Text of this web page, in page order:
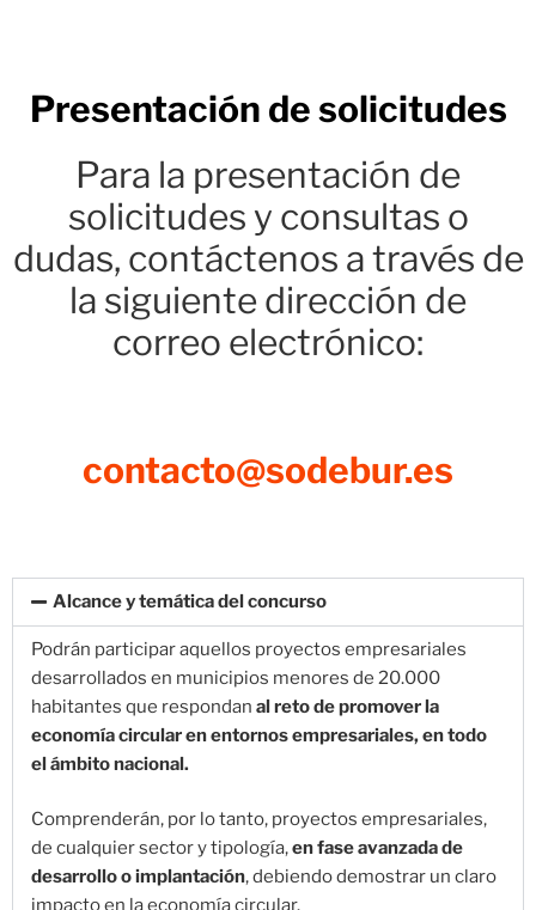
Presentación de solicitudes
Para la presentación de
solicitudes y consultas o
dudas, contáctenos a través de
la siguiente dirección de
correo electrónico:
contacto@sodebur.es
Alcance y temática del concurso
Podrán participar aquellos proyectos empresariales
desarrollados en municipios menores de 20.000
habitantes que respondan al reto de promover la
economía circular en entornos empresariales, en todo
el ámbito nacional.
Comprenderán, por lo tanto, proyectos empresariales,
de cualquier sector y tipología,en fase avanzada de
desarrollo o implantación, debiendo demostrar un claro
impacto en la economía circular.